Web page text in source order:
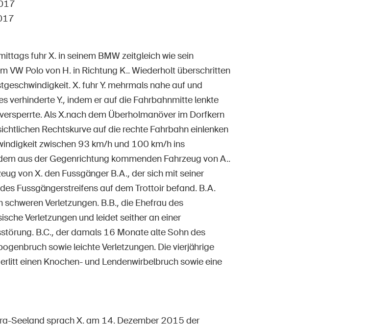
Abbonati alla newsletter
fuhr X. in seinem BMW zeitgleich wie sein
VW Polo von H. in Richtung K.. Wiederholt überschritten
X. fuhr Y. mehrmals nahe auf und
verhinderte Y., indem er auf die Fahrbahnmitte lenkte
Als X.nach dem Überholmanöver im Dorfkern
Rechtskurve auf die rechte Fahrbahn einlenken
zwischen 93 km/h und 100 km/h ins
aus der Gegenrichtung kommenden Fahrzeug von A..
von X. den Fussgänger B.A., der sich mit seiner
Fussgängerstreifens auf dem Trottoir befand. B.A.
Verletzungen. B.B., die Ehefrau des
Verletzungen und leidet seither an einer
B.C., der damals 16 Monate alte Sohn des
sowie leichte Verletzungen. Die vierjährige
einen Knochen- und Lendenwirbelbruch sowie eine
Seeland sprach X. am 14. Dezember 2015 der